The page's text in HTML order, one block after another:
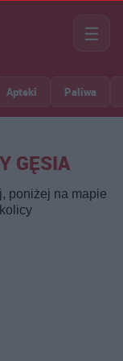
☰
Apteki Paliwa
GĘSIA
poniżej na mapie